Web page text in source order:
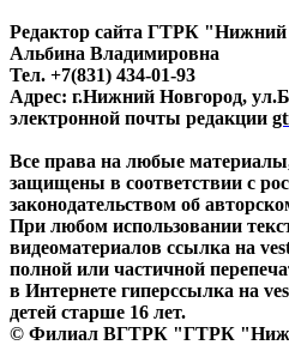
Редактор сайта ГТРК
Альбина Владимировна
Тел. +7(831) 434-01-93
Адрес: г.Нижний Новгород,
электронной почты редакции
Все права на любые
защищены в соответствии с
законодательством об
При любом использовании
видеоматериалов ссылка на
полной или частичной
в Интернете гиперссылка на
детей старше 16 лет.
© Филиал ВГТРК "ГТРК